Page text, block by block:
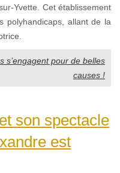
Yvette. Cet établissement
polyhandicaps, allant de la
s’engagent pour de belles
causes !
son spectacle
est